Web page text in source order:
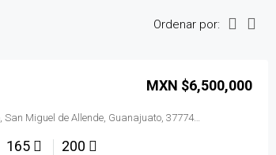
Ordenar por:
MXN $6,500,000
Calle del Llano, El Paraiso, San Miguel de Allende, Guanajuato, 37774, México
165 200